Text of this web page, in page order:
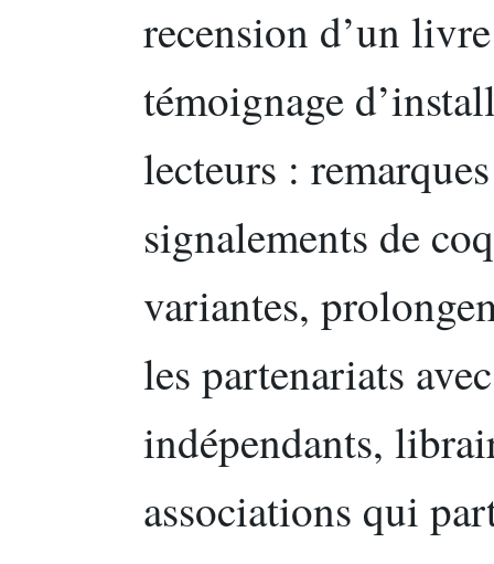
recension d’un
témoignage
lecteurs :
signalements de
variantes,
les partenariats
indépendants,
associations qui